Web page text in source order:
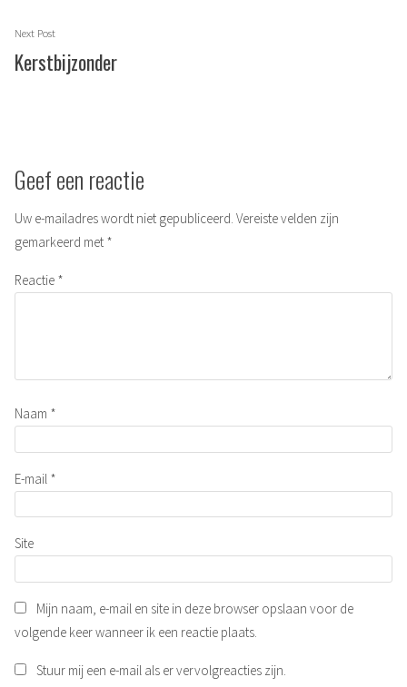
Next PostNext
post:
Kerstbijzonder
Geef een reactie
Uw e-mailadres wordt niet gepubliceerd. Vereiste velden zijn
gemarkeerd met *
Reactie *
Naam *
E-mail *
Site
Mijn naam, e-mail en site in deze browser opslaan voor de
volgende keer wanneer ik een reactie plaats.
Stuur mij een e-mail als er vervolgreacties zijn.